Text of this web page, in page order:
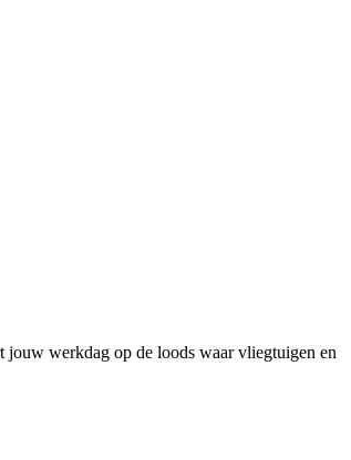
werkdag op de loods waar vliegtuigen en